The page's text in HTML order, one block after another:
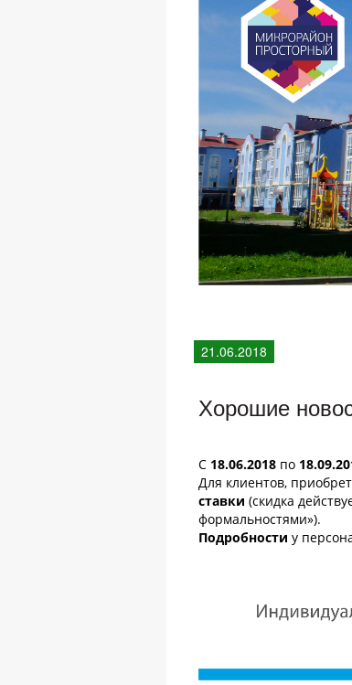
21.06.2018
Хорошие
С 18.06.2018 по
Для клиентов,
ставки (скидка
формальностями»).
Подробности у